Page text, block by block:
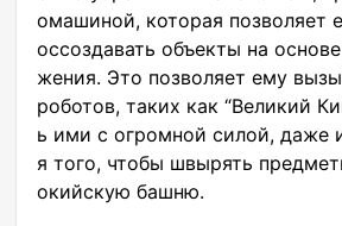
омашиной, которая позволяет
оссоздавать объекты на
жения. Это позволяет ему
роботов, таких как “Великий
ь ими с огромной силой, даже
я того, чтобы швырять
окийскую башню.